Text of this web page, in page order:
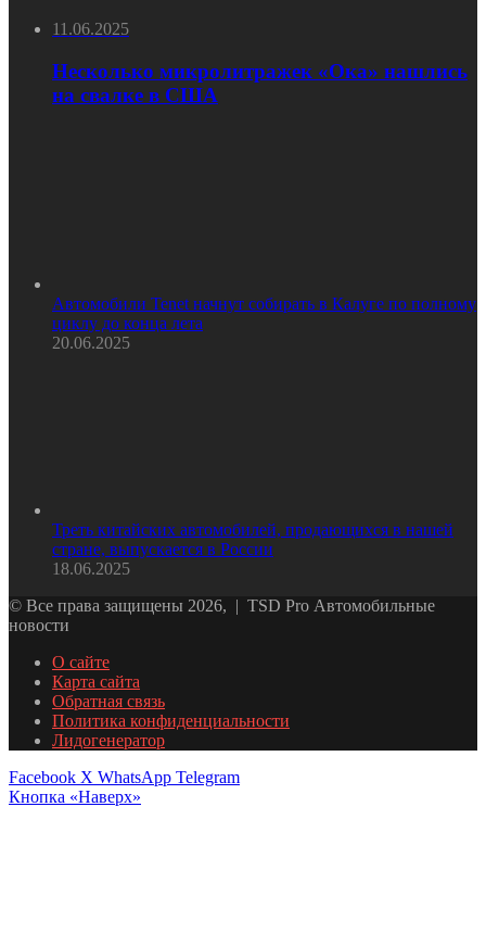
11.06.2025
Несколько микролитражек «Ока» нашлись
на свалке в США
Автомобили Tenet начнут собирать в Калуге по полному
циклу до конца лета
20.06.2025
Треть китайских автомобилей, продающихся в нашей
стране, выпускается в России
18.06.2025
© Все права защищены 2026, | TSD Pro Автомобильные
новости
О сайте
Карта сайта
Обратная связь
Политика конфиденциальности
Лидогенератор
Facebook X WhatsApp Telegram
Кнопка «Наверх»